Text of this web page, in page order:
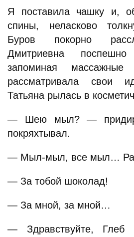
Я поставила чашку и,
спины, неласково
Буров покорно
Дмитриевна
запоминая массажные
рассматривала свои
Татьяна рылась в
— Шею мыл? —
покряхтывал.
— Мыл-мыл, все мыл…
— За тобой шоколад!
— За мной, за мной…
— Здравствуйте, Глеб